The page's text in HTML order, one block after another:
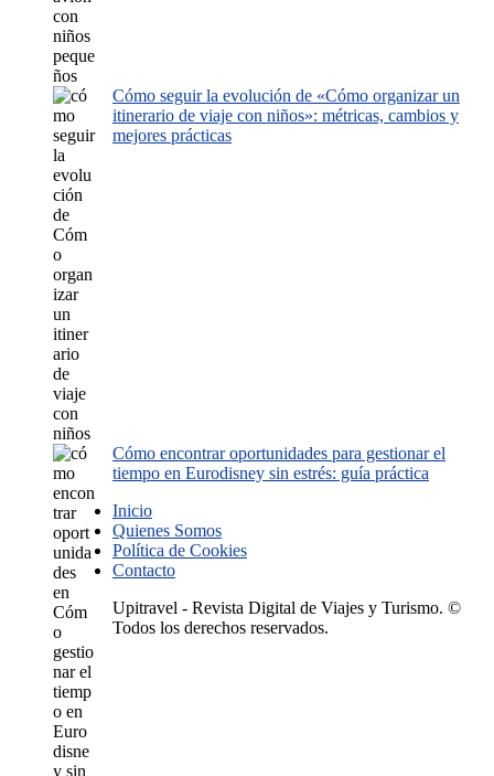
Cómo seguir la evolución de «Cómo organizar un
itinerario de viaje con niños»: métricas, cambios y
mejores prácticas
Cómo encontrar oportunidades para gestionar el
tiempo en Eurodisney sin estrés: guía práctica
Inicio
Quienes Somos
Política de Cookies
Contacto
Upitravel - Revista Digital de Viajes y Turismo. ©
Todos los derechos reservados.